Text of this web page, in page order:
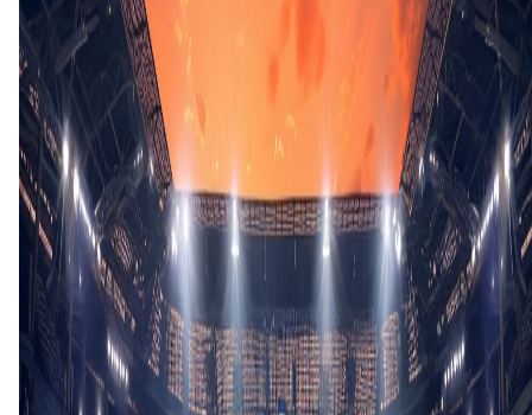
J. Bae
(M. Manhoef)
68'
J. Bae
74'
E. Nevitt
(M. Fondop-Talum)
74'
J. Hawkes(C. Kavanagh)
74'
L. Temple
(D. Daniels)
R. Bozenik
(J. Bae)
K. Payne
(O. Norburn)
85'